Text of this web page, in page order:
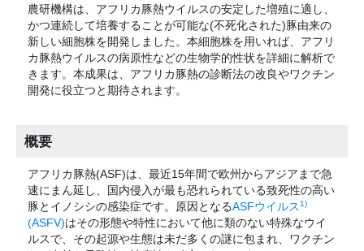
農研機構は、アフリカ豚熱ウイルスの安定した増殖に適し、
かつ連続して培養することが可能な(不死化された)豚由来の
新しい細胞株を開発しました。本細胞株を用いれば、アフリ
カ豚熱ウイルスの病原性などの生物学的性状を詳細に解析で
きます。本成果は、アフリカ豚熱の診断法の改良やワクチン
開発に役立つと期待されます。
概要
アフリカ豚熱(ASF)は、最近15年間で欧州からアジアまで急
速にまん延し、国内侵入が最も恐れられている致死性の高い
豚とイノシシの感染症です。原因となるASFウイルス 1)
(ASFV)はその形態や特性において他に類のない特殊なウイ
ルスで、その起源や生態は未だ多くの謎に包まれ、ワクチン